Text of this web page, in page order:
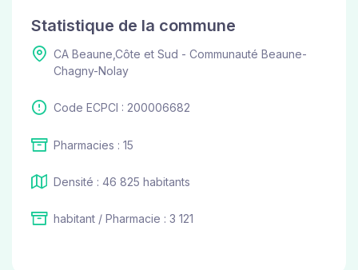
Statistique de la commune
CA Beaune,Côte et Sud - Communauté Beaune-
Chagny-Nolay
Code ECPCI : 200006682
Pharmacies : 15
Densité : 46 825 habitants
habitant / Pharmacie : 3 121